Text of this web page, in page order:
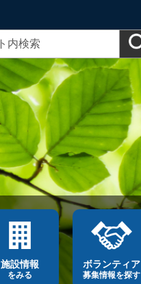
施設情報
をみる
ボランティア
募集情報を探す